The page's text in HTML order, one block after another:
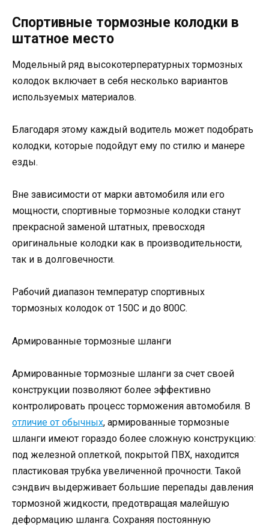
Спортивные тормозные колодки в
штатное место
Модельный ряд высокотерпературных тормозных
колодок включает в себя несколько вариантов
используемых материалов.
Благодаря этому каждый водитель может подобрать
колодки, которые подойдут ему по стилю и манере
езды.
Вне зависимости от марки автомобиля или его
мощности, спортивные тормозные колодки станут
прекрасной заменой штатных, превосходя
оригинальные колодки как в производительности,
так и в долговечности.
Рабочий диапазон температур спортивных
тормозных колодок от 150С и до 800С.
Армированные тормозные шланги
Армированные тормозные шланги за счет своей
конструкции позволяют более эффективно
контролировать процесс торможения автомобиля. В
отличие от обычных, армированные тормозные
шланги имеют гораздо более сложную конструкцию:
под железной оплеткой, покрытой ПВХ, находится
пластиковая трубка увеличенной прочности. Такой
сэндвич выдерживает большие перепады давления
тормозной жидкости, предотвращая малейшую
деформацию шланга. Сохраняя постоянную